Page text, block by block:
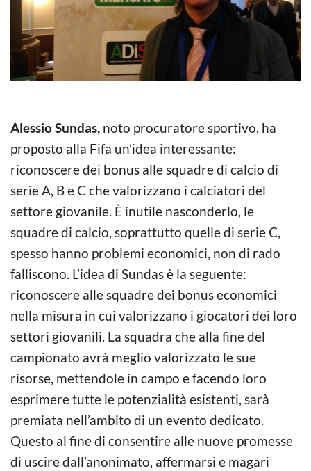
Alessio Sundas, noto procuratore sportivo, ha
proposto alla Fifa un’idea interessante:
riconoscere dei bonus alle squadre di calcio di
serie A, B e C che valorizzano i calciatori del
settore giovanile. È inutile nasconderlo, le
squadre di calcio, soprattutto quelle di serie C,
spesso hanno problemi economici, non di rado
falliscono. L’idea di Sundas è la seguente:
riconoscere alle squadre dei bonus economici
nella misura in cui valorizzano i giocatori dei loro
settori giovanili. La squadra che alla fine del
campionato avrà meglio valorizzato le sue
risorse, mettendole in campo e facendo loro
esprimere tutte le potenzialità esistenti, sarà
premiata nell’ambito di un evento dedicato.
Questo al fine di consentire alle nuove promesse
di uscire dall’anonimato, affermarsi e magari